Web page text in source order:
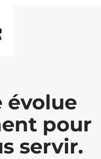
évolue
pour
servir.